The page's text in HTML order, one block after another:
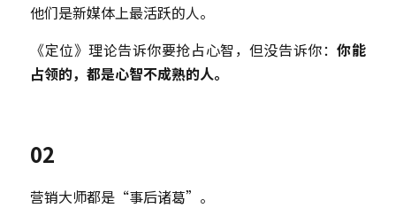
他们是新媒体上最活跃的人。
《定位》理论告诉你要抢占心智，但没告诉你：你能
占领的，都是心智不成熟的人。
02
营销大师都是“事后诸葛”。